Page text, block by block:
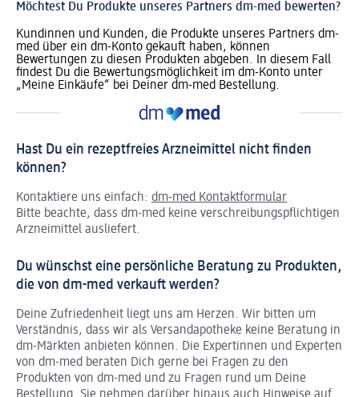
Möchtest Du Produkte unseres Partners dm-med bewerten?
Kundinnen und Kunden, die Produkte unseres Partners dm-
med über ein dm-Konto gekauft haben, können
Bewertungen zu diesen Produkten abgeben. In diesem Fall
findest Du die Bewertungsmöglichkeit im dm-Konto unter
„Meine Einkäufe“ bei Deiner dm-med Bestellung.
Hast Du ein rezeptfreies Arzneimittel nicht finden
können?
Kontaktiere uns einfach: dm-med Kontaktformular
Bitte beachte, dass dm-med keine verschreibungspflichtigen
Arzneimittel ausliefert.
Du wünschst eine persönliche Beratung zu Produkten,
die von dm-med verkauft werden?
Deine Zufriedenheit liegt uns am Herzen. Wir bitten um
Verständnis, dass wir als Versandapotheke keine Beratung in
dm-Märkten anbieten können. Die Expertinnen und Experten
von dm-med beraten Dich gerne bei Fragen zu den
Produkten von dm-med und zu Fragen rund um Deine